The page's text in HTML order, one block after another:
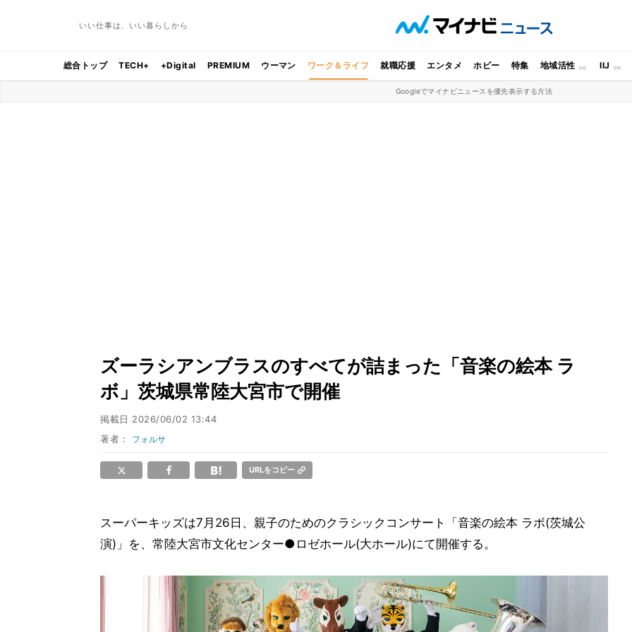
いい仕事は、いい暮らしから
総合トップ TECH+ +Digital PREMIUM ウーマン ワーク＆ライフ 就職応援 エンタメ ホビー 特集 地域活性 IIJ
Googleでマイナビニュースを優先表示する方法
ズーラシアンブラスのすべてが詰まった「音楽の絵本 ラ
ボ」茨城県常陸大宮市で開催
掲載日 2026/06/02 13:44
著者： フォルサ
URLをコピー
スーパーキッズは7月26日、親子のためのクラシックコンサート「音楽の絵本 ラボ(茨城公
演)」を、常陸大宮市文化センター●ロゼホール(大ホール)にて開催する。